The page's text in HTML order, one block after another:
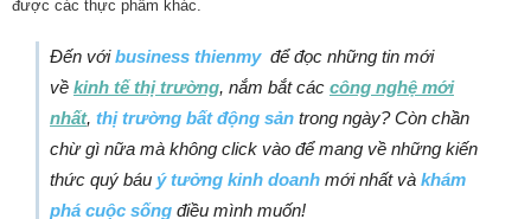
được các thực phẩm khác.
Đến vớibusiness thienmy để đọc những tin mới
về kinh tế thị trường, nắm bắt các công nghệ mới
nhất, thị trường bất động sản trong ngày? Còn chần
chừ gì nữa mà không click vào để mang về những kiến
thức quý báu ý tưởng kinh doanh mới nhất và khám
phá cuộc sống điều mình muốn!